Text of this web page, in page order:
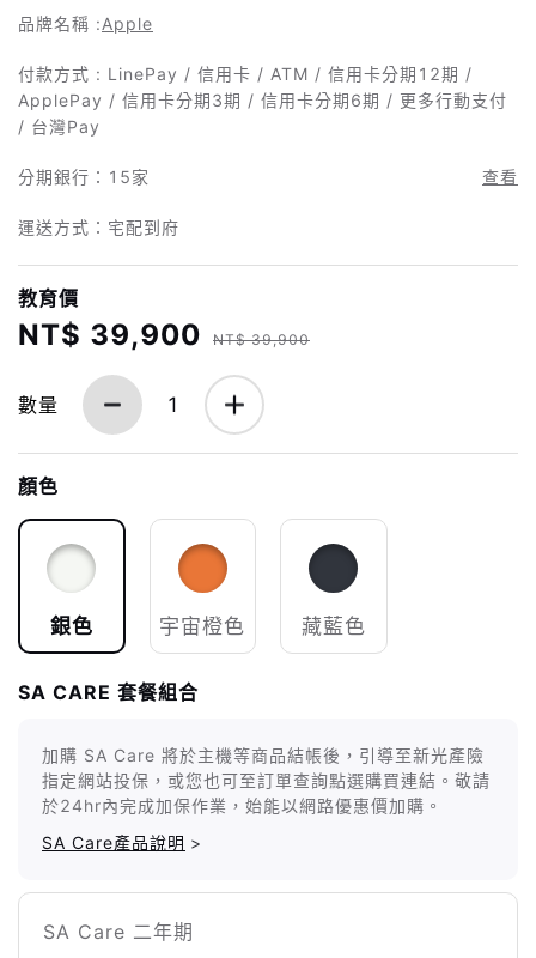
品牌名稱 :Apple
付款方式 : LinePay / 信用卡 / ATM / 信用卡分期12期 /
ApplePay / 信用卡分期3期 / 信用卡分期6期 / 更多行動支付
/ 台灣Pay
分期銀行： 15家 查看
運送方式：宅配到府
教育價
NT$ 39,900 NT$ 39,900
數量 1
顏色
銀色 宇宙橙色 藏藍色
SA CARE 套餐組合
加購 SA Care 將於主機等商品結帳後，引導至新光產險
指定網站投保，或您也可至訂單查詢點選購買連結。敬請
於24hr內完成加保作業，始能以網路優惠價加購。
SA Care產品說明 >
SA Care 二年期